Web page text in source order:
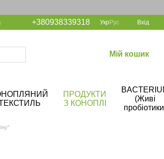
+380938339318 УкрРус Вхід
Мій кошик
ПРОДУКТИ
З КОНОПЛІ
(Живі